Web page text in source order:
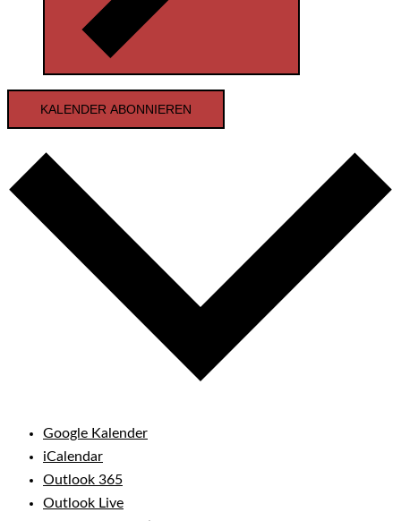
KALENDER ABONNIEREN
Google Kalender
iCalendar
Outlook 365
Outlook Live